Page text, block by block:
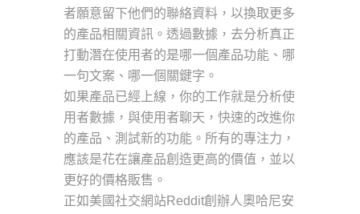
者願意留下他們的聯絡資料，以換取更多
的產品相關資訊。透過數據，去分析真正
打動潛在使用者的是哪一個產品功能、哪
一句文案、哪一個關鍵字。
如果產品已經上線，你的工作就是分析使
用者數據，與使用者聊天，快速的改進你
的產品、測試新的功能。所有的專注力，
應該是花在讓產品創造更高的價值，並以
更好的價格販售。
正如美國社交網站Reddit創辦人奧哈尼安